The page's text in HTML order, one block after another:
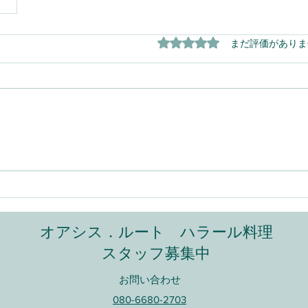
5つ星のうち0と評価されて
まだ評価があり
オアシス．ルート
​ ハラール料理
スタッフ募集中
​お問い合わせ
080-6680-2703